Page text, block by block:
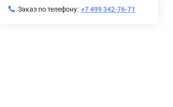
Заказ по телефону: +7 499 342-76-71